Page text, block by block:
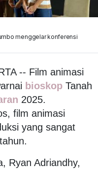
menggelar konferensi
-- Film animasi
bioskop Tanah
2025.
film animasi
yang sangat
Ryan Adriandhy,